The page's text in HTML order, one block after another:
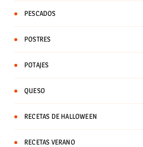
PESCADOS
POSTRES
POTAJES
QUESO
RECETAS DE HALLOWEEN
RECETAS VERANO